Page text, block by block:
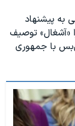
به پیشنهاد
«آشغال» توصیف
با جمهوری